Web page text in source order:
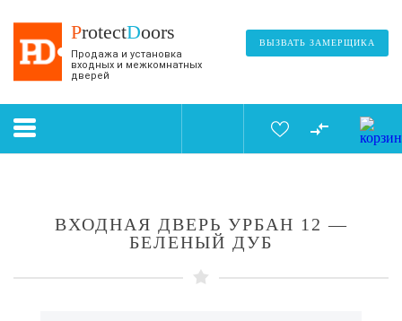
ProtectDoors
Продажа и установка
входных и межкомнатных
дверей
ВЫЗВАТЬ ЗАМЕРЩИКА
ВХОДНАЯ ДВЕРЬ УРБАН 12 —
БЕЛЕНЫЙ ДУБ